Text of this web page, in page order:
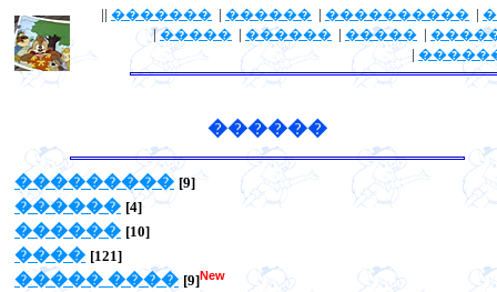
|| ������� | ������ | ���������� |
|����� | ������ | ����� |
|
������
��������� [9]
������ [4]
������ [10]
���� [121]
����� ���� [9]New